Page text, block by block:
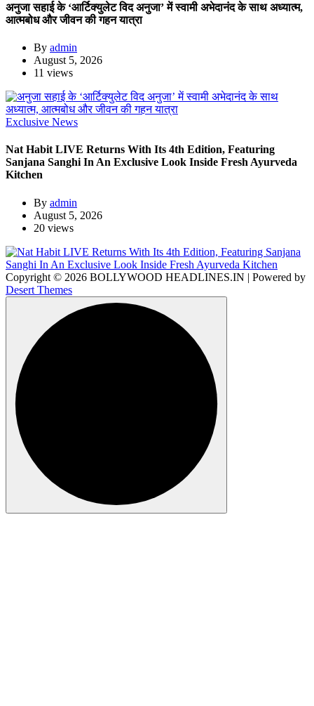
अनुजा सहाई के ‘आर्टिक्युलेट विद अनुजा’ में स्वामी अभेदानंद के साथ अध्यात्म,
आत्मबोध और जीवन की गहन यात्रा
By admin
August 5, 2026
11 views
Exclusive News
Nat Habit LIVE Returns With Its 4th Edition, Featuring
Sanjana Sanghi In An Exclusive Look Inside Fresh Ayurveda
Kitchen
By admin
August 5, 2026
20 views
Copyright © 2026 BOLLYWOOD HEADLINES.IN | Powered by
Desert Themes